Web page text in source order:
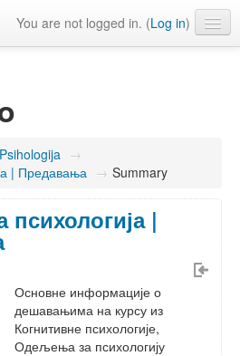
You are not logged in. (Log in)
Psihologija →
| Предавања → Summary
психологија |
Основне информације о
дешавањима на курсу из
Когнитивне психологије,
Одељења за психологију